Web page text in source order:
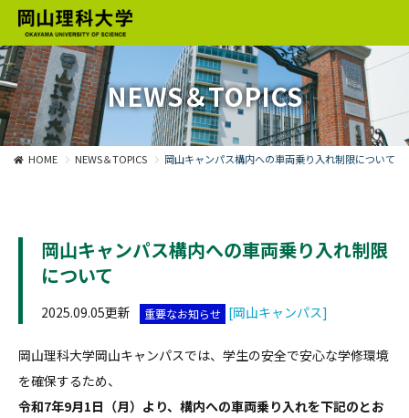
NEWS＆TOPICS
HOME NEWS＆TOPICS 岡山キャンパス構内への車両乗り入れ制限について
岡山キャンパス構内への車両乗り入れ制限
について
2025.09.05更新 重要なお知らせ [岡山キャンパス]
岡山理科大学岡山キャンパスでは、学生の安全で安心な学修環境
を確保するため、
令和7年9月1日（月）より、構内への車両乗り入れを下記のとお